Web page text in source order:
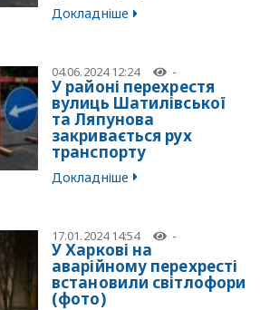
Докладніше
04.06.2024 12:24 -
У районі перехрестя
вулиць Шатилівської
та Ляпунова
закривається рух
транспорту
Докладніше
17.01.2024 14:54 -
У Харкові на
аварійному перехресті
встановили світлофори
(фото)